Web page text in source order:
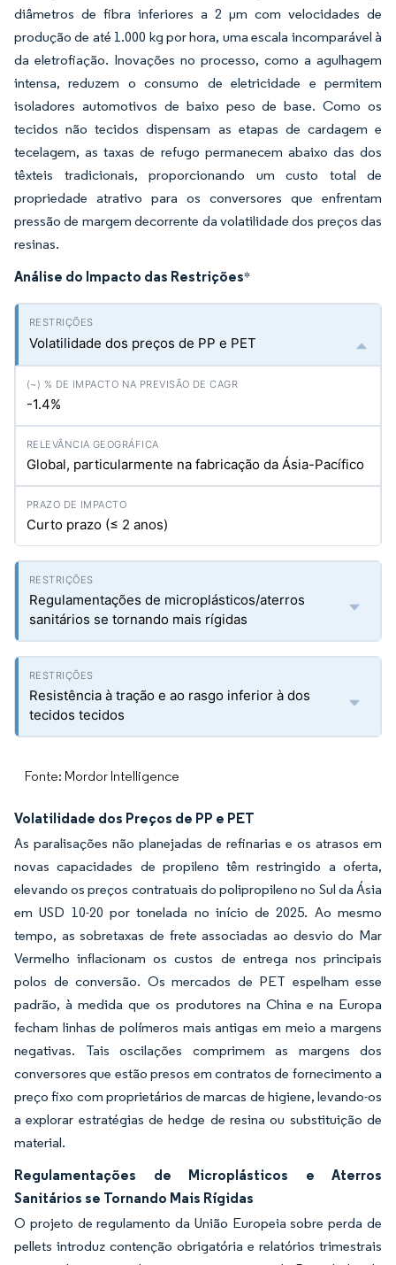
diâmetros de fibra inferiores a 2 µm com velocidades de
produção de até 1.000 kg por hora, uma escala incomparável à
da eletrofiação. Inovações no processo, como a agulhagem
intensa, reduzem o consumo de eletricidade e permitem
isoladores automotivos de baixo peso de base. Como os
tecidos não tecidos dispensam as etapas de cardagem e
tecelagem, as taxas de refugo permanecem abaixo das dos
têxteis tradicionais, proporcionando um custo total de
propriedade atrativo para os conversores que enfrentam
pressão de margem decorrente da volatilidade dos preços das
resinas.
Análise do Impacto das Restrições*
Volatilidade dos preços de PP e PET
-1.4%
Global, particularmente na fabricação da Ásia-Pacífico
Curto prazo (≤ 2 anos)
Regulamentações de microplásticos/aterros
sanitários se tornando mais rígidas
Resistência à tração e ao rasgo inferior à dos
tecidos tecidos
Fonte: Mordor Intelligence
Volatilidade dos Preços de PP e PET
As paralisações não planejadas de refinarias e os atrasos em
novas capacidades de propileno têm restringido a oferta,
elevando os preços contratuais do polipropileno no Sul da Ásia
em USD 10-20 por tonelada no início de 2025. Ao mesmo
tempo, as sobretaxas de frete associadas ao desvio do Mar
Vermelho inflacionam os custos de entrega nos principais
polos de conversão. Os mercados de PET espelham esse
padrão, à medida que os produtores na China e na Europa
fecham linhas de polímeros mais antigas em meio a margens
negativas. Tais oscilações comprimem as margens dos
conversores que estão presos em contratos de fornecimento a
preço fixo com proprietários de marcas de higiene, levando-os
a explorar estratégias de hedge de resina ou substituição de
material.
Regulamentações de Microplásticos e Aterros
Sanitários se Tornando Mais Rígidas
O projeto de regulamento da União Europeia sobre perda de
pellets introduz contenção obrigatória e relatórios trimestrais